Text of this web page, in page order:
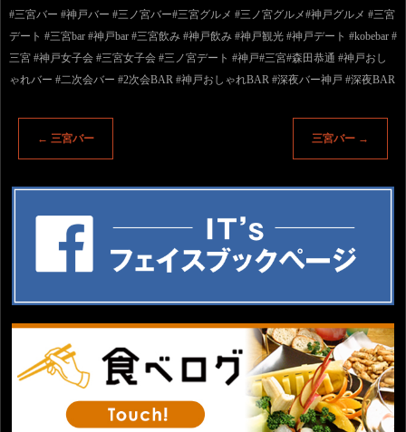
#三宮バー #神戸バー #三ノ宮バー#三宮グルメ #三ノ宮グルメ#神戸グルメ #三宮
デート #三宮bar #神戸bar #三宮飲み #神戸飲み #神戸観光 #神戸デート #kobebar #
三宮 #神戸女子会 #三宮女子会 #三ノ宮デート #神戸#三宮#森田恭通 #神戸おし
ゃれバー #二次会バー #2次会BAR #神戸おしゃれBAR #深夜バー神戸 #深夜BAR
← 三宮バー 三宮バー →